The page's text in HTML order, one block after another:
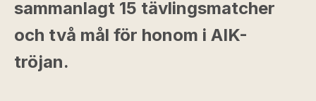
sammanlagt 15 tävlingsmatcher
och två mål för honom i AIK-
tröjan.